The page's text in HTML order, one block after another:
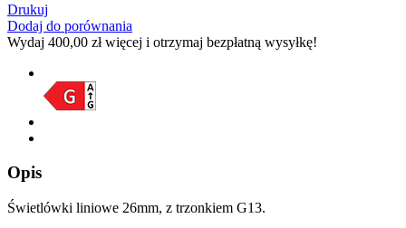
Drukuj
Dodaj do porównania
Wydaj 400,00 złwięcej i otrzymaj bezpłatną wysyłkę!
Opis
Świetlówki liniowe 26mm, z trzonkiem G13.